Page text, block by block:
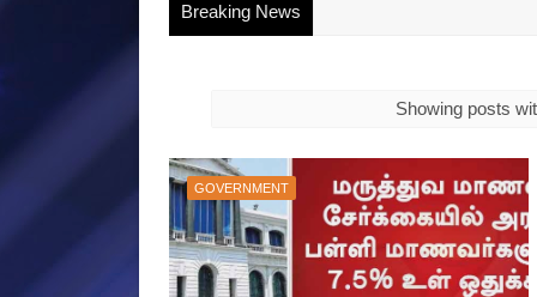
Breaking News
Showing posts
GOVERNMENT